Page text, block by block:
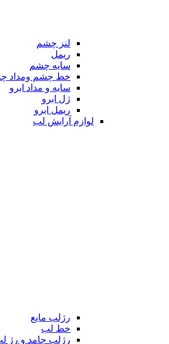
لنز چشم
ریمل
سایه چشم
خط چشم ومداد
سایه و مداد ابرو
ژل ابرو
ریمل ابرو
لوازم آرایش لب
رژلب مایع
خط لب
رژلب جامد و رژ